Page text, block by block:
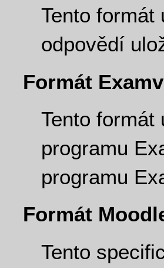
Tento formát
odpovědí
Formát
Tento formát
programu
programu
Formát
Tento